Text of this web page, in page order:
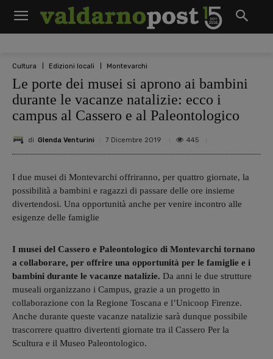
Cultura Edizioni locali Montevarchi
Le porte dei musei si aprono ai bambini
durante le vacanze natalizie: ecco i
campus al Cassero e al Paleontologico
di Glenda Venturini 7 Dicembre 2019 445
I due musei di Montevarchi offriranno, per quattro giornate, la
possibilità a bambini e ragazzi di passare delle ore insieme
divertendosi. Una opportunità anche per venire incontro alle
esigenze delle famiglie
I musei del Cassero e Paleontologico di Montevarchi tornano
a collaborare, per offrire una opportunità per le famiglie e i
bambini durante le vacanze natalizie. Da anni le due strutture
museali organizzano i Campus, grazie a un progetto in
collaborazione con la Regione Toscana e l’Unicoop Firenze.
Anche durante queste vacanze natalizie sarà dunque possibile
trascorrere quattro divertenti giornate tra il Cassero Per la
Scultura e il Museo Paleontologico.